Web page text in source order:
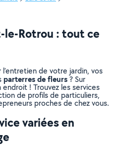
le-Rotrou : tout ce
l’entretien de votre jardin, vos
parterres de fleurs? Sur
! Trouvez les services
de profils de particuliers,
proches de chez vous.
variées en